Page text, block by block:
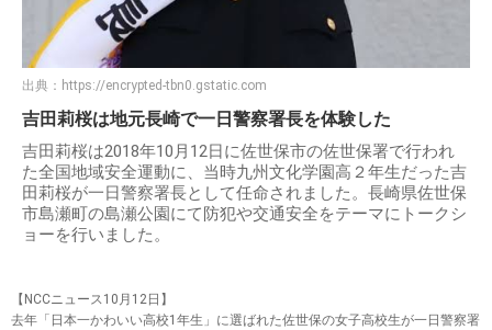
出典： https://encrypted-tbn0.gstatic.com
吉田莉桜は地元長崎で一日警察署長を体験した
吉田莉桜は2018年10月12日に佐世保市の佐世保署で行われ
た全国地域安全運動に、当時九州文化学園高２年生だった吉
田莉桜が一日警察署長として任命されました。長崎県佐世保
市島瀬町の島瀬公園にて防犯や交通安全をテーマにトークシ
ョーを行いました。
【NCCニュース10月12日】
去年「日本一かわいい高校1年生」に選ばれた佐世保の女子高校生が一日警察署